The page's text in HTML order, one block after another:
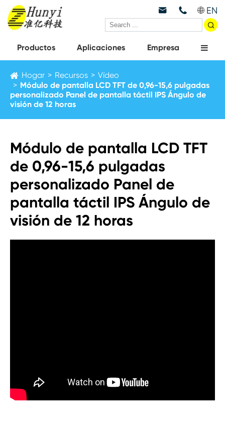
  EN

Productos Aplicaciones Empresa
Hogar Recursos
Vídeo
Módulo de pantalla LCD TFT de 0,96-15,6 pulgadas
personalizado Panel de pantalla táctil IPS Ángulo de
visión de 12 horas
Módulo de pantalla LCD TFT
de 0,96-15,6 pulgadas
personalizado Panel de
pantalla táctil IPS Ángulo de
visión de 12 horas